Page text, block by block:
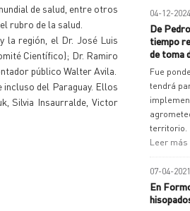
de salud, entre otros
rubro de la salud.
la región, el Dr. José Luis
Científico); Dr. Ramiro
público Walter Avila.
del Paraguay. Ellos
Silvia Insaurralde, Victor
04-12-2024
De
tiempo
de toma
Fue
tendrá
territorio.
Leer más
07-04-2021
En